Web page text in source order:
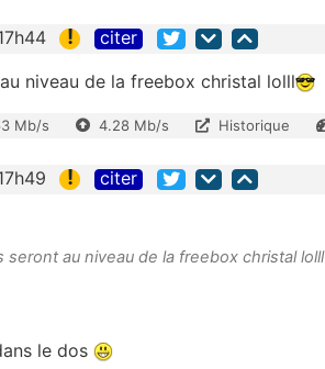
! citer
niveau de la freebox christal lolll
Mb/s 4.28 Mb/s Historique
! citer
seront au niveau de la freebox christal lolll
le dos